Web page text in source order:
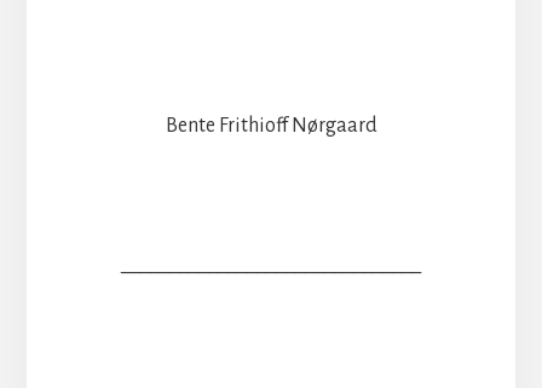
Bente Frithioff Nørgaard